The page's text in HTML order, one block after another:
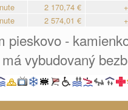
2 170,74 €
2 574,01 €
pieskovo -
vybudovaný